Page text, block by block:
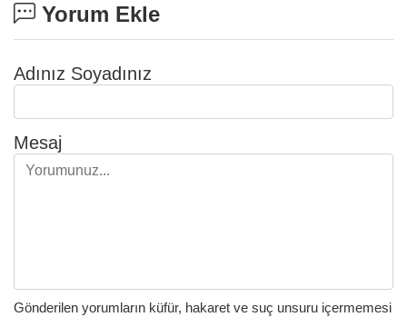
Yorum Ekle
Adınız Soyadınız
Mesaj
Gönderilen yorumların küfür, hakaret ve suç unsuru içermemesi